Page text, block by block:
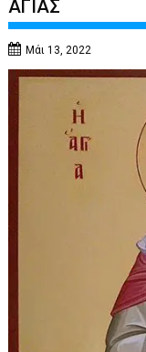
ΑΓΙΑΣ
Μάι 13, 2022